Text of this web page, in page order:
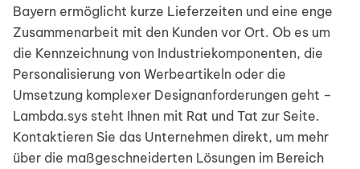
Bayern ermöglicht kurze Lieferzeiten und eine enge
Zusammenarbeit mit den Kunden vor Ort. Ob es um
die Kennzeichnung von Industriekomponenten, die
Personalisierung von Werbeartikeln oder die
Umsetzung komplexer Designanforderungen geht –
Lambda.sys steht Ihnen mit Rat und Tat zur Seite.
Kontaktieren Sie das Unternehmen direkt, um mehr
über die maßgeschneiderten Lösungen im Bereich